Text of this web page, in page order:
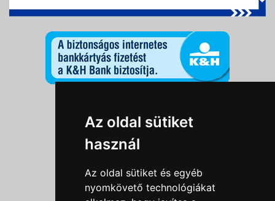
Az oldal sütiket
használ
Az oldal sütiket és egyéb
nyomkövető technológiákat
Információk
Általános szerződési feltételek
Impresszum
Nyereményjáték szabály